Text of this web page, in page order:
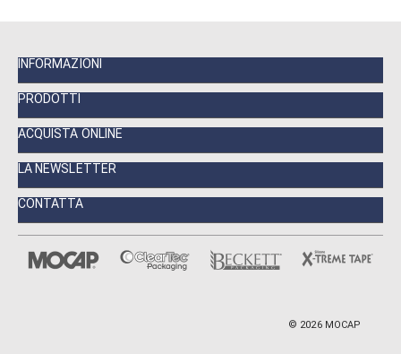
INFORMAZIONI
PRODOTTI
ACQUISTA ONLINE
LA NEWSLETTER
CONTATTA
© 2026 MOCAP